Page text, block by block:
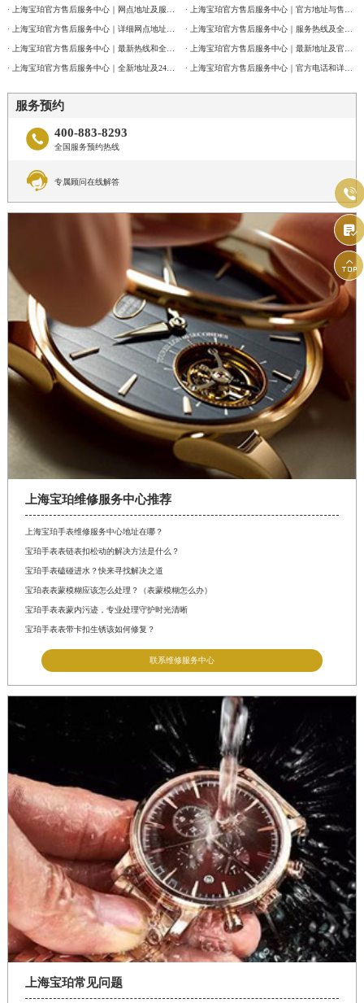
· 上海宝珀官方售后服务中心｜详细网点地址及热线权威信息公告（2026年7月最新）
· 上海宝珀官方售后服务中心｜最新热线和全部维修地址权威信息公告（2026年7月最新）
· 上海宝珀官方售后服务中心｜全新地址及24小时服务电话权威信息公告（2026年7月最新）
服务预约
 400-883-8293
全国服务预约热线
 专属顾问在线解答
上海宝珀维修服务中心推荐
上海宝珀手表维修服务中心地址在哪？
宝珀手表表链表扣松动的解决方法是什么？
宝珀手表磕碰进水？快来寻找解决之道
宝珀表表蒙模糊应该怎么处理？（表蒙模糊怎么办）
宝珀手表表蒙内污迹，专业处理守护时光清晰
宝珀手表表带卡扣生锈该如何修复？
联系维修服务中心
上海宝珀常见问题


